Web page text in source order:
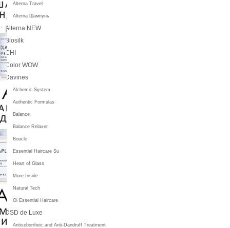
Alterna Travel
Alterna Шампунь
Alterna NEW
Biosilk
CHI
Color WOW
Davines
Alchemic System
Authentic Formulas
Balance
Balance Relaxer
Boucle
Essential Haircare Su
Heart of Glass
More Inside
Natural Tech
Oi Essential Haircare
DSD de Luxe
Antiseborrheic and Anti-Dandruff Treatment